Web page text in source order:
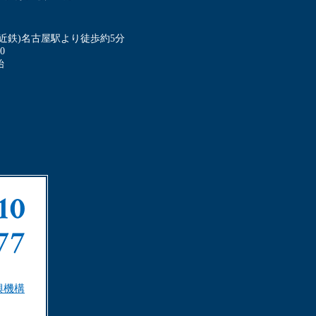
鉄)名古屋駅より徒歩約5分
機構